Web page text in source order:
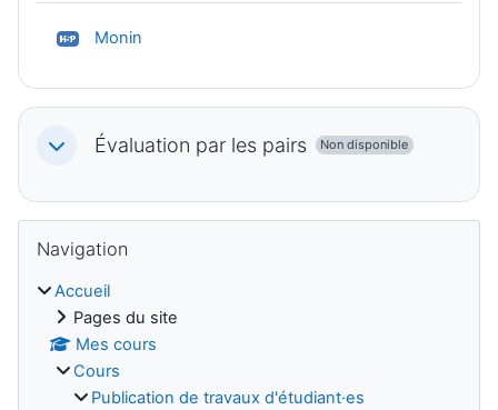
Monin
ReplierÉvaluation par les pairs Non disponible
Blocs
Navigation
Accueil
Pages du site
Mes cours
Cours
Publication de travaux d'étudiant·es